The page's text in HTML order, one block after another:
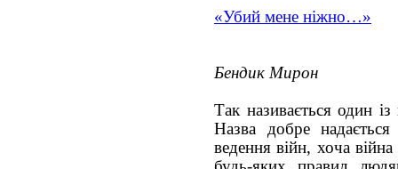
«Убий мене ніжно…»
Бендик Мирон
Так називається один
Назва добре
ведення війн, хоча